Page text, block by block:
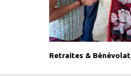
Retraites & Bénévolat